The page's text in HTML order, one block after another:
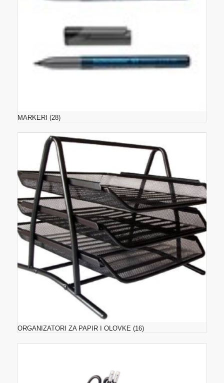
MARKERI (28)
ORGANIZATORI ZA PAPIR I OLOVKE (16)